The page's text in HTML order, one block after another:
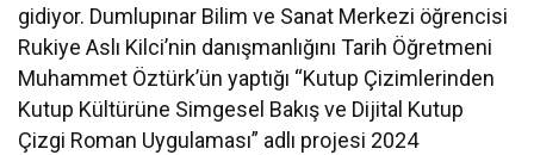
gidiyor. Dumlupınar Bilim ve Sanat Merkezi öğrencisi
Rukiye Aslı Kilci’nin danışmanlığını Tarih Öğretmeni
Muhammet Öztürk’ün yaptığı “Kutup Çizimlerinden
Kutup Kültürüne Simgesel Bakış ve Dijital Kutup
Çizgi Roman Uygulaması” adlı projesi 2024